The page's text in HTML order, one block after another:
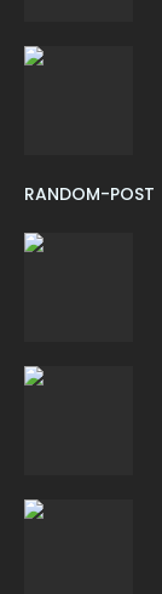
RANDOM-POST